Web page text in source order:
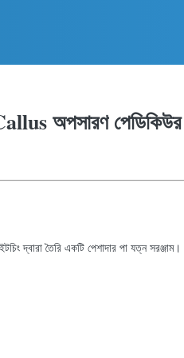
অপসারণ পেডিকিউর
দ্বারা তৈরি একটি পেশাদার পা যত্ন